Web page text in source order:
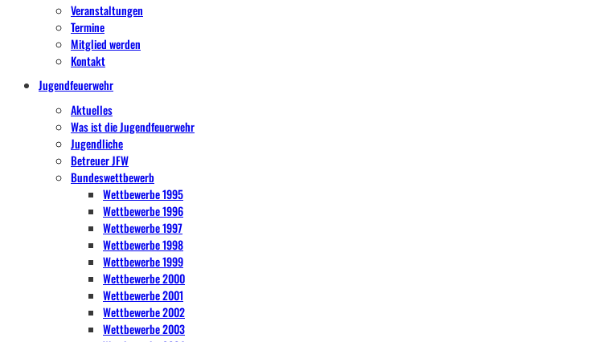
Veranstaltungen
Termine
Mitglied werden
Kontakt
Jugendfeuerwehr
Aktuelles
Was ist die Jugendfeuerwehr
Jugendliche
Betreuer JFW
Bundeswettbewerb
Wettbewerbe 1995
Wettbewerbe 1996
Wettbewerbe 1997
Wettbewerbe 1998
Wettbewerbe 1999
Wettbewerbe 2000
Wettbewerbe 2001
Wettbewerbe 2002
Wettbewerbe 2003